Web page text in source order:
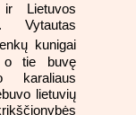
ir Lietuvos
Vytautas
kunigai
o tie buvę
karaliaus
lietuvių